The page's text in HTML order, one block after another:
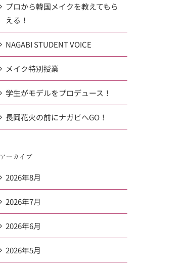
プロから韓国メイクを教えてもら
える！
NAGABI STUDENT VOICE
メイク特別授業
学生がモデルをプロデュース！
長岡花火の前にナガビへGO！
アーカイブ
2026年8月
2026年7月
2026年6月
2026年5月